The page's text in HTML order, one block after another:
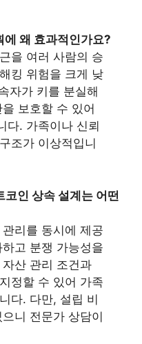
에 왜 효과적인가요?
을 여러 사람의 승
킹 위험을 크게 낮
자가 키를 분실해
보호할 수 있어
다. 가족이나 신뢰
조가 이상적입니
인 상속 설계는 어떤
리를 동시에 제공
고 분쟁 가능성을
산 관리 조건과
정할 수 있어 가족
다. 다만, 설립 비
니 전문가 상담이